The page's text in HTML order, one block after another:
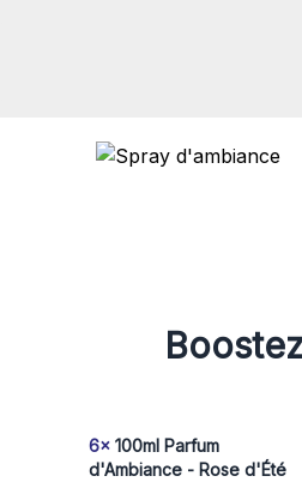
6x 100ml Parfum
d'Ambiance - Rose d'Été